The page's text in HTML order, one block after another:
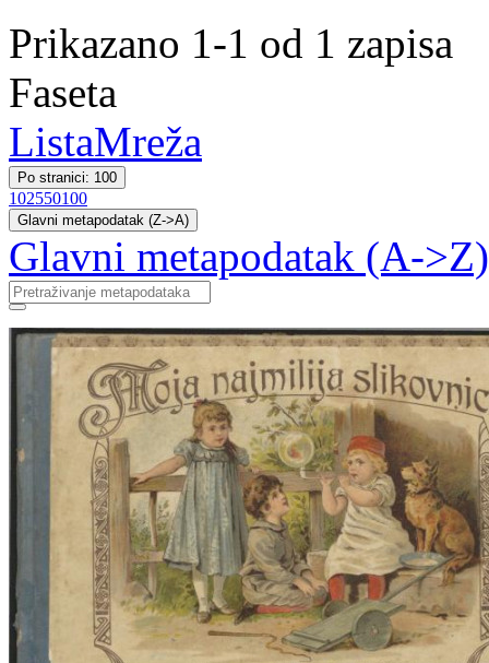
Prikazano 1-1 od 1 zapisa
Faseta
ListaMreža
Po stranici: 100
102550100
Glavni metapodatak (Z->A)
Glavni metapodatak (A->Z)